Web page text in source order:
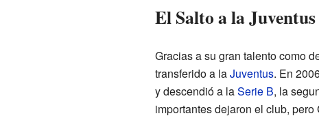
El Salto a la Juventus
Gracias a su gran talento como
transferido a laJuventus. En
y descendió a laSerie B, la
importantes dejaron el club,